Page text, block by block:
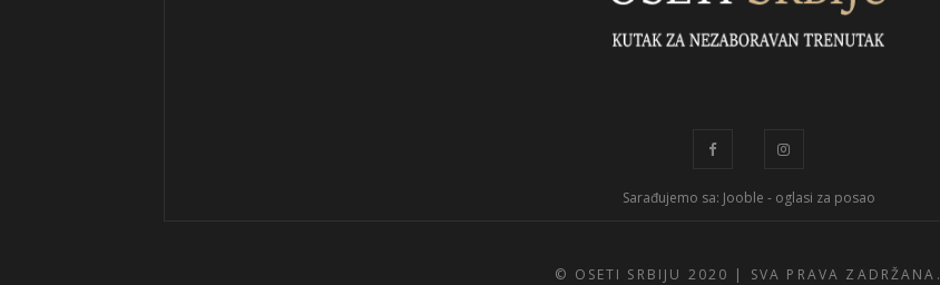
Sarađujemo sa: Jooble - oglasi za posao
© OSETI SRBIJU 2020 | SVA PRAVA ZADRŽANA.